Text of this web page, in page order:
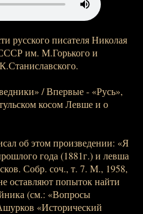
русского писателя Николая
им. М.Горького и
/ Впервые - «Русь»,
косом Левше и о
об этом произведении: «Я
года (1881г.) и левша
Собр. соч., т. 7. М., 1958,
оставляют попыток найти
(см.: «Вопросы
«Исторический